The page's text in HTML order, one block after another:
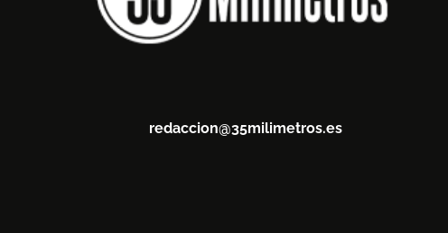
redaccion@35milimetros.es